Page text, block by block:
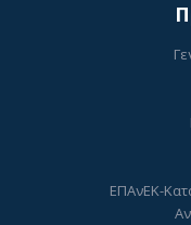
ΕΠΑνΕΚ-